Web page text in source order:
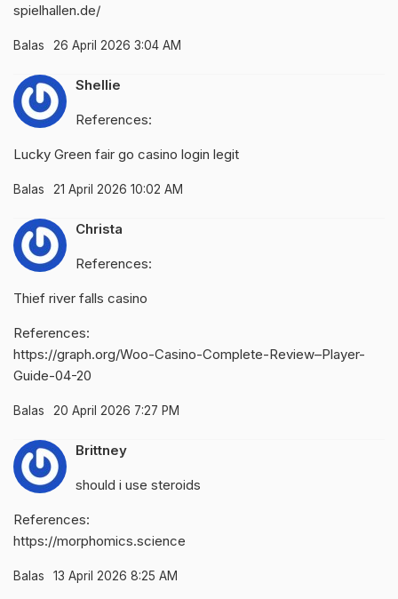
spielhallen.de/
Balas 26 April 2026 3:04 AM
Shellie
References:
Lucky Green fair go casino login legit
Balas 21 April 2026 10:02 AM
Christa
References:
Thief river falls casino
References:
https://graph.org/Woo-Casino-Complete-Review–Player-
Guide-04-20
Balas 20 April 2026 7:27 PM
Brittney
should i use steroids
References:
https://morphomics.science
Balas 13 April 2026 8:25 AM